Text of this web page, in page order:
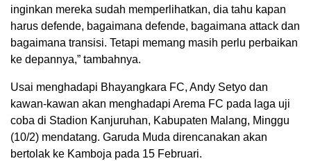
inginkan mereka sudah memperlihatkan, dia tahu kapan
harus defende, bagaimana defende, bagaimana attack dan
bagaimana transisi. Tetapi memang masih perlu perbaikan
ke depannya,” tambahnya.
Usai menghadapi Bhayangkara FC, Andy Setyo dan
kawan-kawan akan menghadapi Arema FC pada laga uji
coba di Stadion Kanjuruhan, Kabupaten Malang, Minggu
(10/2) mendatang. Garuda Muda direncanakan akan
bertolak ke Kamboja pada 15 Februari.